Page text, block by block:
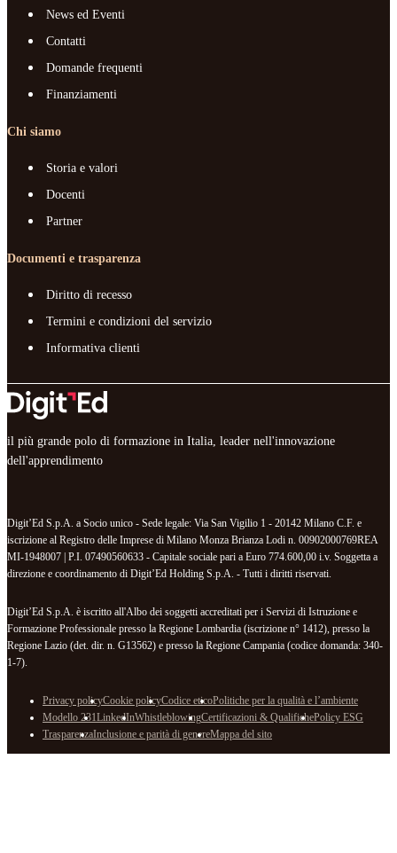
News ed Eventi
Contatti
Domande frequenti
Finanziamenti
Chi siamo
Storia e valori
Docenti
Partner
Documenti e trasparenza
Diritto di recesso
Termini e condizioni del servizio
Informativa clienti
il più grande polo di formazione in Italia, leader nell'innovazione
dell'apprendimento
Digit’Ed S.p.A. a Socio unico - Sede legale: Via San Vigilio 1 - 20142 Milano C.F. e
iscrizione al Registro delle Imprese di Milano Monza Brianza Lodi n. 00902000769REA
MI-1948007 | P.I. 07490560633 - Capitale sociale pari a Euro 774.600,00 i.v. Soggetta a
direzione e coordinamento di Digit’Ed Holding S.p.A. - Tutti i diritti riservati.
Digit’Ed S.p.A. è iscritto all'Albo dei soggetti accreditati per i Servizi di Istruzione e
Formazione Professionale presso la Regione Lombardia (iscrizione n° 1412), presso la
Regione Lazio (det. dir. n. G13562) e presso la Regione Campania (codice domanda: 340-
1-7).
Privacy policyCookie policyCodice eticoPolitiche per la qualità e l’ambiente
Modello 231LinkedInWhistleblowingCertificazioni & QualifichePolicy ESG
TrasparenzaInclusione e parità di genereMappa del sito